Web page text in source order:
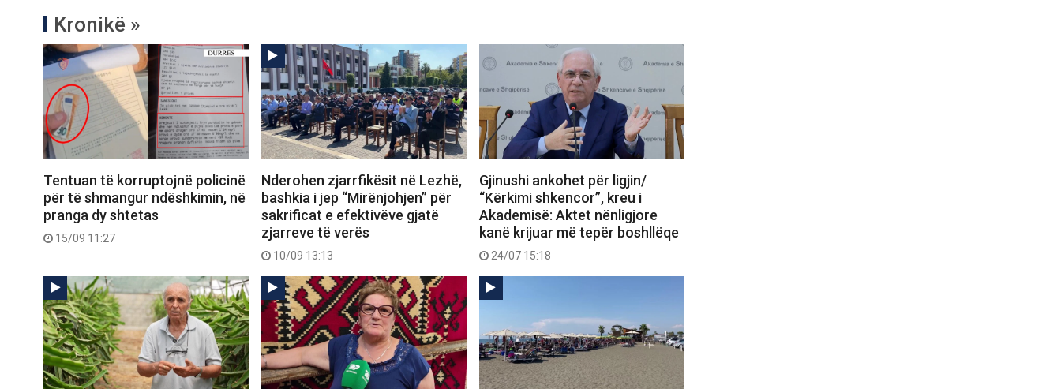
Kronikë »
Tentuan të korruptojnë policinë
për të shmangur ndëshkimin, në
pranga dy shtetas
15/09 11:27
Nderohen zjarrfikësit në Lezhë,
bashkia i jep “Mirënjohjen” për
sakrificat e efektivëve gjatë
zjarreve të verës
10/09 13:13
Gjinushi ankohet për ligjin/
“Kërkimi shkencor”, kreu i
Akademisë: Aktet nënligjore
kanë krijuar më tepër boshllëqe
24/07 15:18